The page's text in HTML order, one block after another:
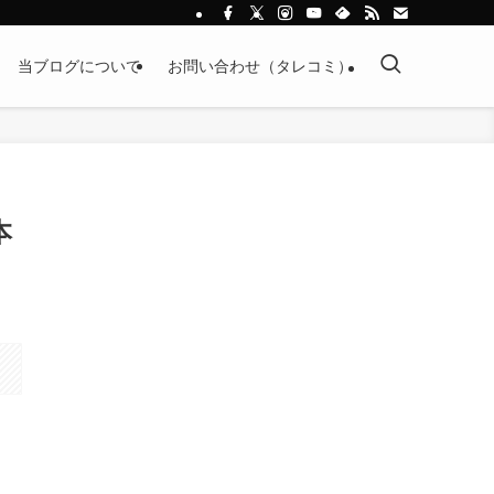
当ブログについて お問い合わせ（タレコミ）